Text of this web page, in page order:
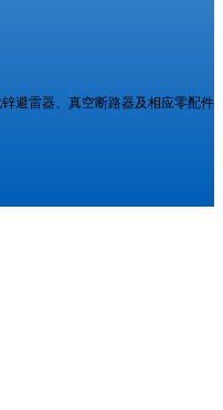
避雷器、真空断路器及相应零配件